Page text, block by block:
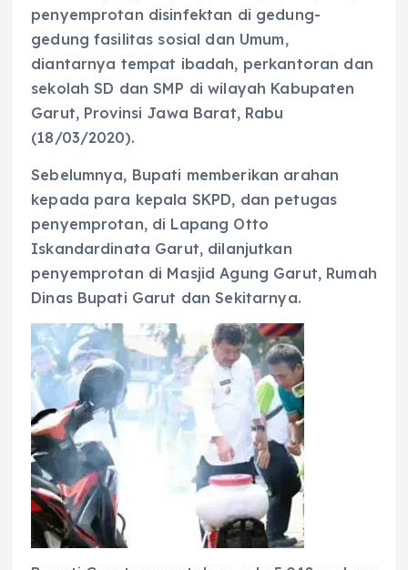
penyemprotan disinfektan di gedung-
gedung fasilitas sosial dan Umum,
diantarnya tempat ibadah, perkantoran dan
sekolah SD dan SMP di wilayah Kabupaten
Garut, Provinsi Jawa Barat, Rabu
(18/03/2020).
Sebelumnya, Bupati memberikan arahan
kepada para kepala SKPD, dan petugas
penyemprotan, di Lapang Otto
Iskandardinata Garut, dilanjutkan
penyemprotan di Masjid Agung Garut, Rumah
Dinas Bupati Garut dan Sekitarnya.